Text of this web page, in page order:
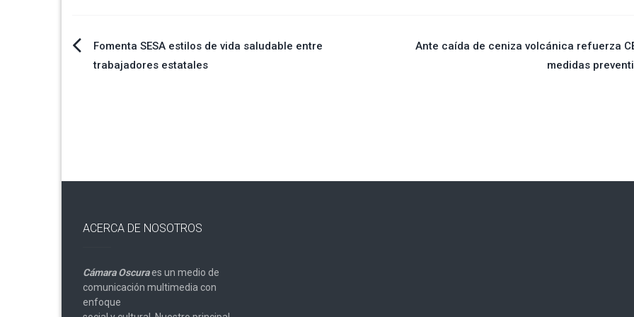
Navegación
Fomenta SESA estilos de vida saludable entre
trabajadores estatales
Ante caída de ceniza volcánica refuerza
medidas
ACERCA DE NOSOTROS
Cámara Oscuraes un medio de
comunicación multimedia con
enfoque